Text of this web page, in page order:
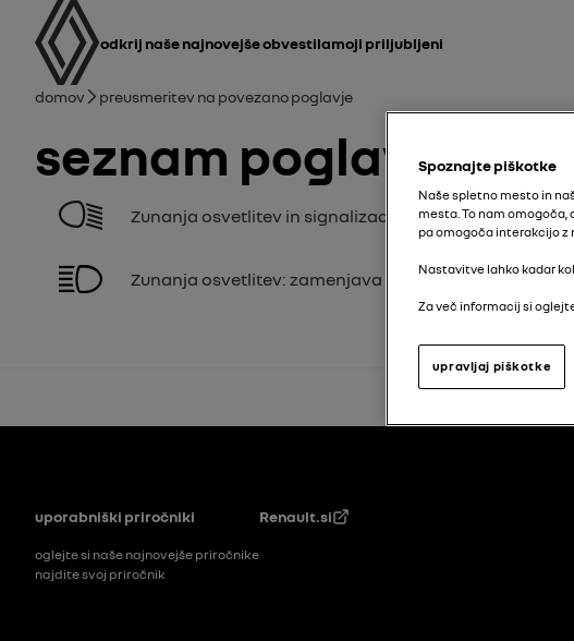
uporabniški priročnik
Glavna navigacija
odkrij naše najnovejše obvestila Moji priljubljeni
Drobtina
Domov Preusmeritev na povezano poglavje
Seznam poglavij
Zunanja osvetlitev in signalizacija
Zunanja osvetlitev: zamenjava žarnic
Noga
uporabniški priročniki
oglejte si naše najnovejše priročnike
najdite svoj priročnik
Renault.si
Spoznajte piškotke
Naše spletno mesto in
mesta. To nam
pa omogoča interakcijo z
Nastavitve lahko kadar
Za več informacij si
upravljaj piškotke